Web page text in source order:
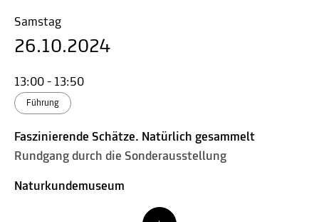
Samstag
26.10.2024
13:00 - 13:50
Führung
Faszinierende Schätze. Natürlich gesammelt
Rundgang durch die Sonderausstellung
Naturkundemuseum